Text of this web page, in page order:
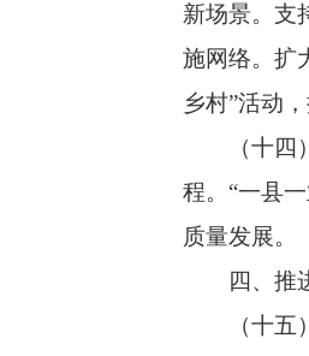
新场景。支
施网络。扩
乡村”活动
（十四）
程。“一县
质量发展。
四、推进
（十五）